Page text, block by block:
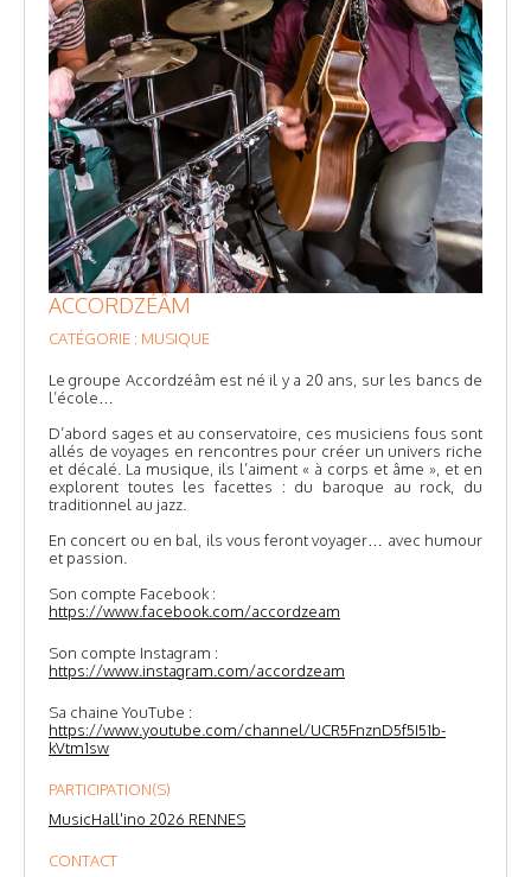
ACCORDZÉÂM
CATÉGORIE : MUSIQUE
Le groupe Accordzéâm est né il y a 20 ans, sur les bancs de
l’école…
D’abord sages et au conservatoire, ces musiciens fous sont
allés de voyages en rencontres pour créer un univers riche
et décalé. La musique, ils l’aiment « à corps et âme », et en
explorent toutes les facettes : du baroque au rock, du
traditionnel au jazz.
En concert ou en bal, ils vous feront voyager… avec humour
et passion.
Son compte Facebook :
https://www.facebook.com/accordzeam
Son compte Instagram :
https://www.instagram.com/accordzeam
Sa chaine YouTube :
https://www.youtube.com/channel/UCR5FnznD5f5I51b-
kVtm1sw
PARTICIPATION(S)
MusicHall'ino 2026 RENNES
CONTACT